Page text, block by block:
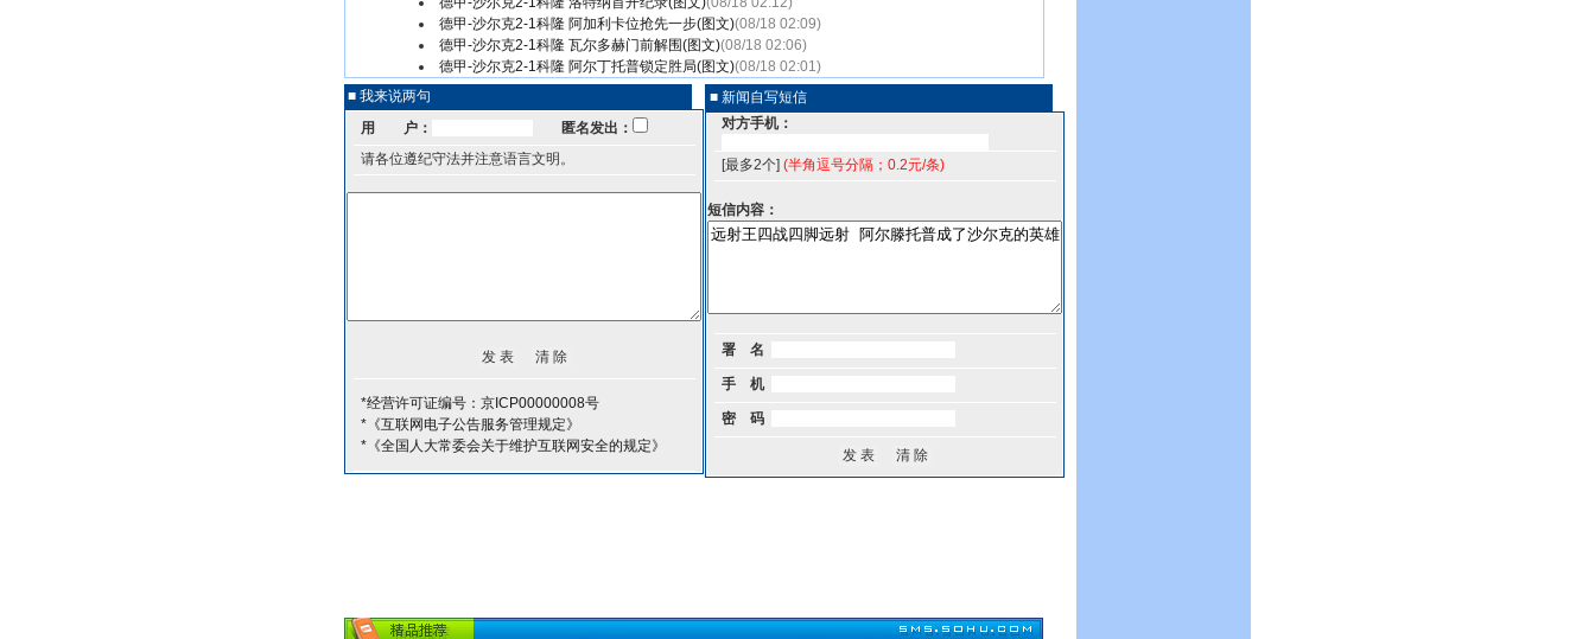
德甲-沙尔克2-1科隆 阿加利卡位抢先一步(图文)(08/18 02:09)
德甲-沙尔克2-1科隆 瓦尔多赫门前解围(图文)(08/18 02:06)
德甲-沙尔克2-1科隆 阿尔丁托普锁定胜局(图文)(08/18 02:01)
■ 我来说两句
用 户：
匿名发出：
请各位遵纪守法并注意语言文明。
*经营许可证编号：京ICP00000008号
*《互联网电子公告服务管理规定》
*《全国人大常委会关于维护互联网安全的规定》
■ 新闻自写短信
对方手机：
[最多2个] (半角逗号分隔；0.2元/条)
短信内容：
署 名
手 机
密 码